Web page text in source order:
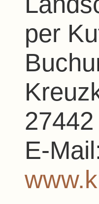
per
E-